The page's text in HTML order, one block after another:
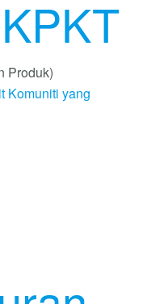
Produk)